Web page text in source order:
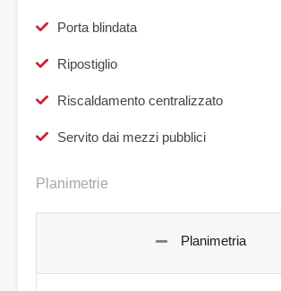
Porta blindata
Ripostiglio
Riscaldamento centralizzato
Servito dai mezzi pubblici
Planimetrie
Planimetria